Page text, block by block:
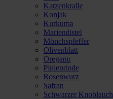
Katzenkralle
Konjak
Kurkuma
Mariendistel
Mönchspfeffer
Olivenblatt
Oregano
Pinienrinde
Rosenwurz
Safran
Schwarzer Knoblauch